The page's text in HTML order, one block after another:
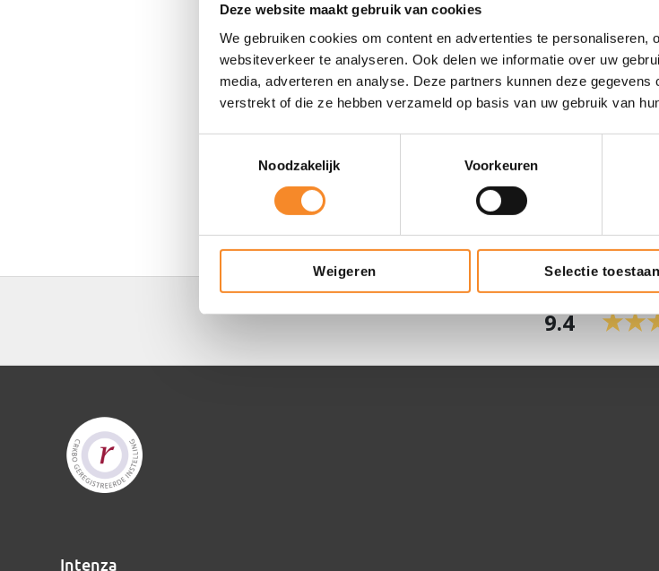
Deze website maakt gebruik van cookies
We gebruiken cookies om content en advertenties te personaliseren,
websiteverkeer te analyseren. Ook delen we informatie over uw
media, adverteren en analyse. Deze partners kunnen deze
verstrekt of die ze hebben verzameld op basis van uw gebruik van
Noodzakelijk
Voorkeuren
Weigeren Selectie toestaan
9.4
Intenza